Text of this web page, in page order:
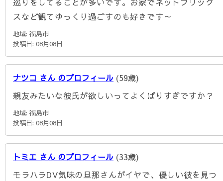
スなど観てゆっくり過ごすのも好きです～
地域: 福島市
投稿日: 08月08日
ナツコ さん のプロフィール (59歳)
親友みたいな彼氏が欲しいってよくばりすぎですか？
地域: 福島市
投稿日: 08月08日
トミエ さん のプロフィール (33歳)
モラハラDV気味の旦那さんがイヤで、優しい彼を見つ